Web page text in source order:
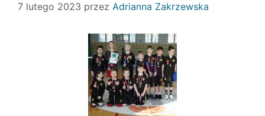
7 lutego 2023 przez Adrianna Zakrzewska